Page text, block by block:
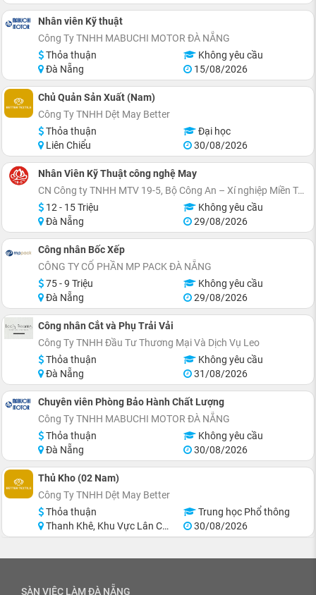
Nhân viên Kỹ thuật
Công Ty TNHH MABUCHI MOTOR ĐÀ NẴNG
Thỏa thuận
Không yêu cầu
Đà Nẵng
15/08/2026
Chủ Quản Sản Xuất (Nam)
Công Ty TNHH Dệt May Better
Thỏa thuận
Đại học
Liên Chiểu
30/08/2026
Nhân Viên Kỹ Thuật công nghệ May
CN Công ty TNHH MTV 19-5, Bộ Công An – Xí nghiệp Miền Trung
12 - 15 Triệu
Không yêu cầu
Đà Nẵng
29/08/2026
Công nhân Bốc Xếp
CÔNG TY CỔ PHẦN MP PACK ĐÀ NẴNG
75 - 9 Triệu
Không yêu cầu
Đà Nẵng
29/08/2026
Công nhân Cắt và Phụ Trải Vải
Công Ty TNHH Đầu Tư Thương Mại Và Dịch Vụ Leo
Thỏa thuận
Không yêu cầu
Đà Nẵng
31/08/2026
Chuyên viên Phòng Bảo Hành Chất Lượng
Công Ty TNHH MABUCHI MOTOR ĐÀ NẴNG
Thỏa thuận
Không yêu cầu
Đà Nẵng
30/08/2026
Thủ Kho (02 Nam)
Công Ty TNHH Dệt May Better
Thỏa thuận
Trung học Phổ thông
Thanh Khê, Khu Vực Lân Cận Đà Nẵng
30/08/2026
SÀN VIỆC LÀM ĐÀ NẴNG